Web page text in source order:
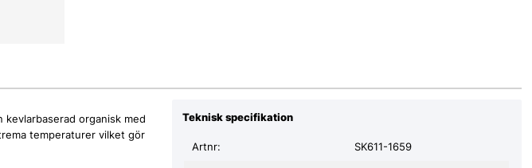
organisk med
temperaturer vilket gör
Teknisk specifikation
Artnr: SK611-1659